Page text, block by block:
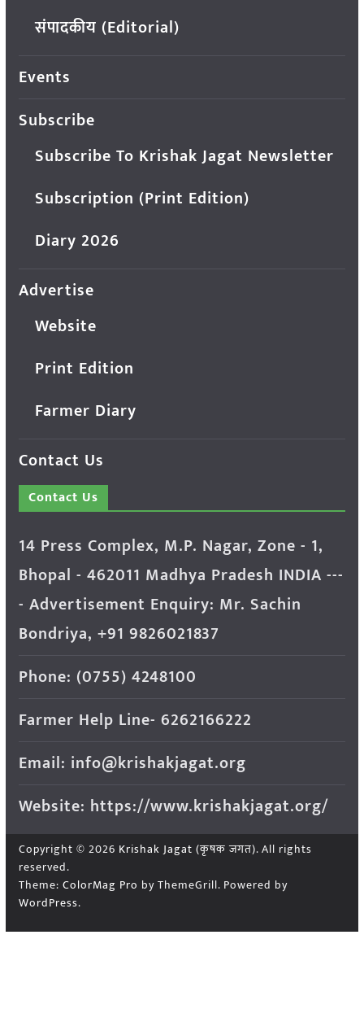
संपादकीय (Editorial)
Events
Subscribe
Subscribe To Krishak Jagat Newsletter
Subscription (Print Edition)
Diary 2026
Advertise
Website
Print Edition
Farmer Diary
Contact Us
Contact Us
14 Press Complex, M.P. Nagar, Zone - 1,
Bhopal - 462011 Madhya Pradesh INDIA ---
- Advertisement Enquiry: Mr. Sachin
Bondriya, +91 9826021837
Phone: (0755) 4248100
Farmer Help Line- 6262166222
Email: info@krishakjagat.org
Website: https://www.krishakjagat.org/
Copyright © 2026 Krishak Jagat (कृषक जगत). All rights
reserved.
Theme: ColorMag Pro by ThemeGrill. Powered by
WordPress.